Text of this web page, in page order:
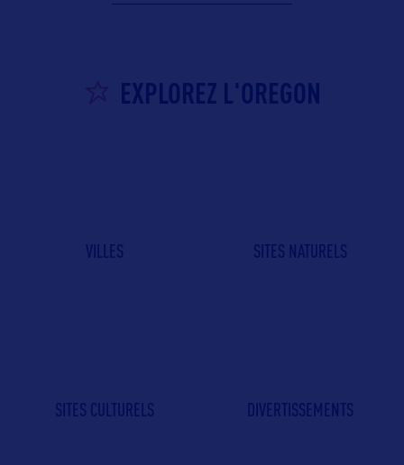
EXPLOREZ L'OREGON
VILLES SITES NATURELS
SITES CULTURELS DIVERTISSEMENTS